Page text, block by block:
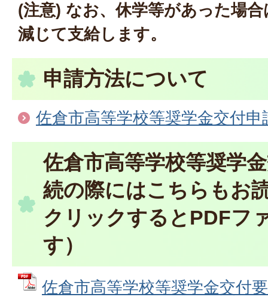
(注意) なお、休学等があった場
減じて支給します。
申請方法について
佐倉市高等学校等奨学金交付申
佐倉市高等学校等奨学
続の際にはこちらもお
クリックするとPDFフ
す）
佐倉市高等学校等奨学金交付